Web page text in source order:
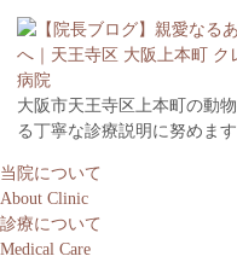
大阪市天王寺区上本町の動
る丁寧な診療説明に努めます
当院について
About Clinic
診療について
Medical Care